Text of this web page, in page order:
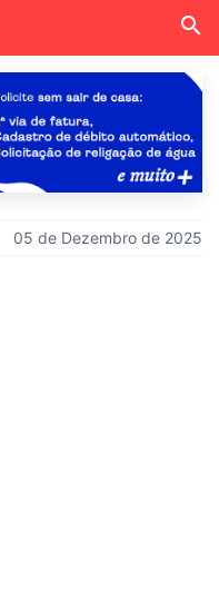
search
05 de Dezembro de 2025